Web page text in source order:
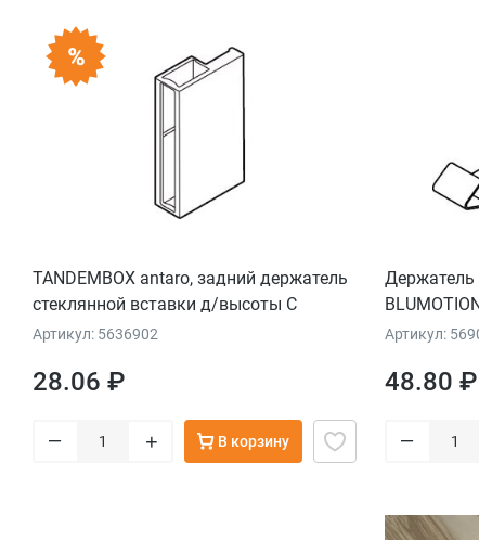
TANDEMBOX antaro, задний держатель
стеклянной вставки д/высоты C
(196мм), сер. орион, прав.
Артикул: 5636902
28.06 ₽
– + В корзину
Держатель
Артикул:
48.80 ₽
–